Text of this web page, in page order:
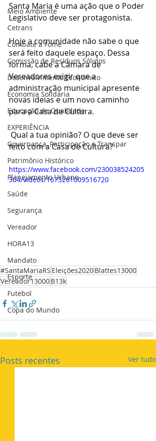
Meio Ambiente
Cetrans
Combate a Fome
Comissão de Resíduos Sólidos
Desenvolvimento Econômico
Economia Solidária
Educação de Qualidade
EXPERIÊNCIA
Governança, Participação e Transpar
Patrimônio Histórico
Planejamento Urbano
Saúde
Segurança
Vereador
HORA13
Mandato
Esporte
Futebol
Copa do Mundo
Santa Maria é uma ação que o Poder
Legislativo deve ser protagonista.
Hoje a comunidade não sabe o que
será feito daquele espaço. Dessa
forma, cabe a Câmara de
Vereadores exigir que a
administração municipal apresente
novas ideias e um novo caminho
para a Casa de Cultura.
feito com a Casa de Cultura?
https://www.facebook.com/230038524205
304/videos/1673261009516720
#SantaMariaRS Eleições2020Blattes13000
Vereador13000B13k
Posts recentes Ver tudo